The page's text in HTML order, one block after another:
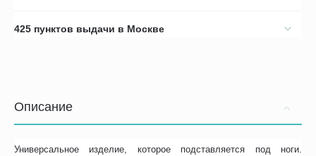
425 пунктов выдачи в Москве
Описание
Универсальное изделие, которое подставляется под ноги.